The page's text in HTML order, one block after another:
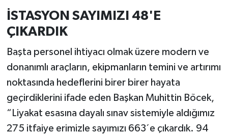
İSTASYON SAYIMIZI 48'E
ÇIKARDIK
Başta personel ihtiyacı olmak üzere modern ve
donanımlı araçların, ekipmanların temini ve artırımı
noktasında hedeflerini birer birer hayata
geçirdiklerini ifade eden Başkan Muhittin Böcek,
“Liyakat esasına dayalı sınav sistemiyle aldığımız
275 itfaiye erimizle sayımızı 663´e çıkardık. 94